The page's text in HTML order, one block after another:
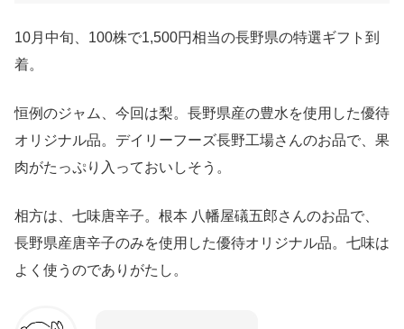
10月中旬、100株で1,500円相当の長野県の特選ギフト到
着。
恒例のジャム、今回は梨。長野県産の豊水を使用した優待
オリジナル品。デイリーフーズ長野工場さんのお品で、果
肉がたっぷり入っておいしそう。
相方は、七味唐辛子。根本 八幡屋礒五郎さんのお品で、
長野県産唐辛子のみを使用した優待オリジナル品。七味は
よく使うのでありがたし。